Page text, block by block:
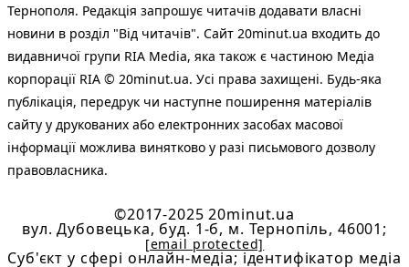
Тернополя. Редакція запрошує читачів додавати власні
новини в розділ "Від читачів". Сайт 20minut.ua входить до
видавничої групи RIA Media, яка також є частиною Медіа
корпорації RIA © 20minut.ua. Усі права захищені. Будь-яка
публiкацiя, передрук чи наступне поширення матеріалів
сайту у друкованих або електронних засобах масової
інформації можлива винятково у разі письмового дозволу
правовласника.
©2017-2025 20minut.ua
вул. Дубовецька, буд. 1-б, м. Тернопіль, 46001;
[email protected]
Cуб'єкт у сфері онлайн-медіа; ідентифікатор медіа